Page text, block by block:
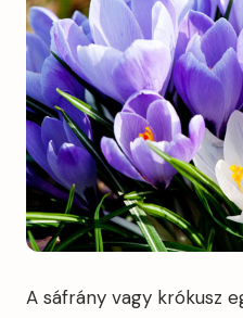
A sáfrány vagy krókusz